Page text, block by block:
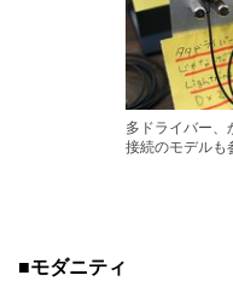
多ドライバー
接続のモデルも
■モダニティ